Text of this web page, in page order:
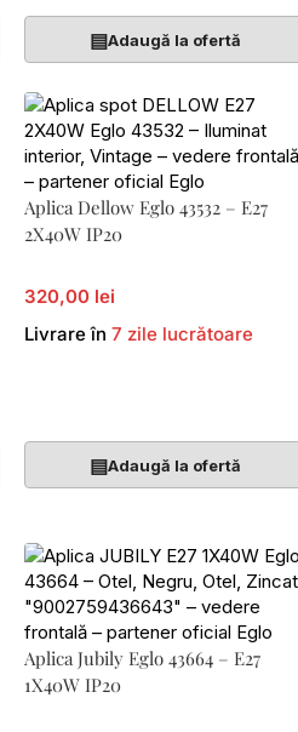
▤Adaugă la ofertă
Aplica Dellow Eglo 43532 – E27
2X40W IP20
320,00 lei
Livrare în 7 zile lucrătoare
▤Adaugă la ofertă
Aplica Jubily Eglo 43664 – E27
1X40W IP20